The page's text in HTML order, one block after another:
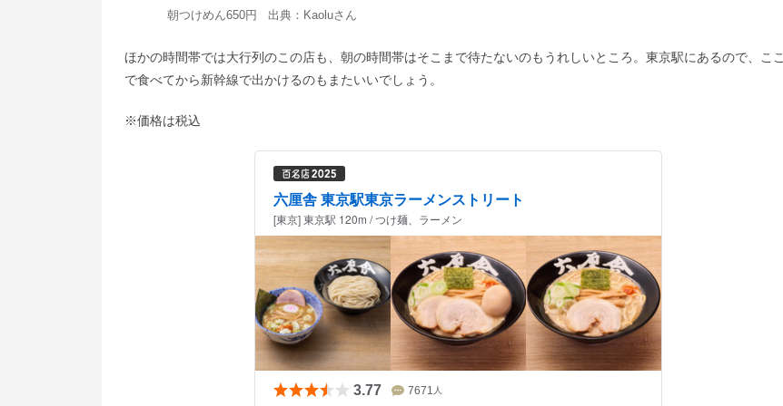
朝つけめん650円 出典： Kaoluさん
ほかの時間帯では大行列のこの店も、朝の時間帯はそこまで待たないのもうれしいところ。東京駅にあるので、ここ
で食べてから新幹線で出かけるのもまたいいでしょう。
※価格は税込
六厘舎 東京駅東京ラーメンストリート
[東京] 東京駅 120m / つけ麺、ラーメン
3.77 7671 人